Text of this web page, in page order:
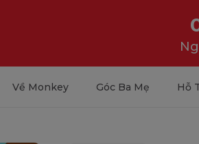
Về Monkey Góc Ba Mẹ Hỗ